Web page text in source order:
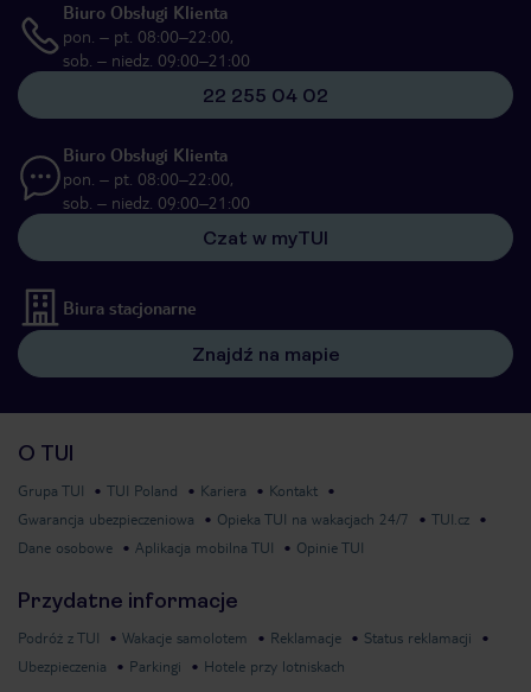
Biuro Obsługi Klienta
pon. – pt. 08:00–22:00,
sob. – niedz. 09:00–21:00
22 255 04 02
Biuro Obsługi Klienta
pon. – pt. 08:00–22:00,
sob. – niedz. 09:00–21:00
Czat w myTUI
Biura stacjonarne
Znajdź na mapie
O TUI
Grupa TUI TUI Poland Kariera
Kontakt
Gwarancja ubezpieczeniowa
Opieka TUI na wakacjach 24/7
TUI.cz
Dane osobowe
Aplikacja mobilna TUI Opinie TUI
Przydatne informacje
Podróż z TUI Wakacje samolotem Reklamacje
Status reklamacji
Ubezpieczenia
Parkingi Hotele przy lotniskach